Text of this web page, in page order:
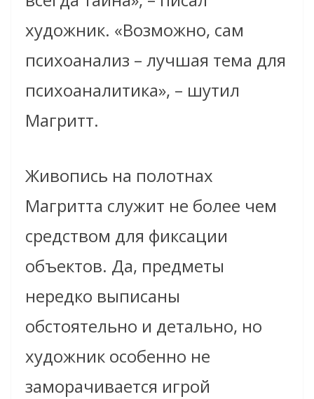
художник. «Возможно, сам
психоанализ – лучшая тема для
психоаналитика», – шутил
Магритт.
Живопись на полотнах
Магритта служит не более чем
средством для фиксации
объектов. Да, предметы
нередко выписаны
обстоятельно и детально, но
художник особенно не
заморачивается игрой